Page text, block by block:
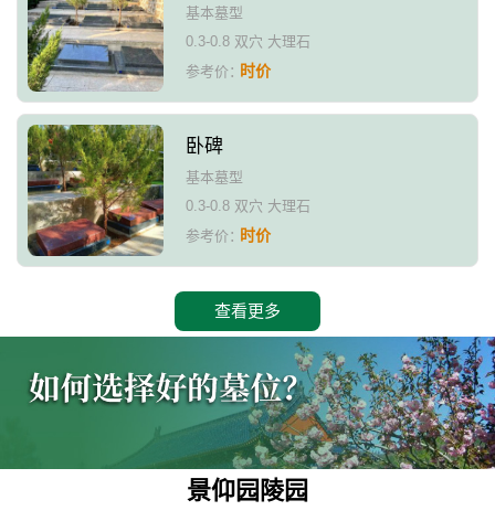
基本墓型
0.3-0.8 双穴 大理石
参考价：时价
卧碑
基本墓型
0.3-0.8 双穴 大理石
参考价：时价
查看更多
景仰园陵园